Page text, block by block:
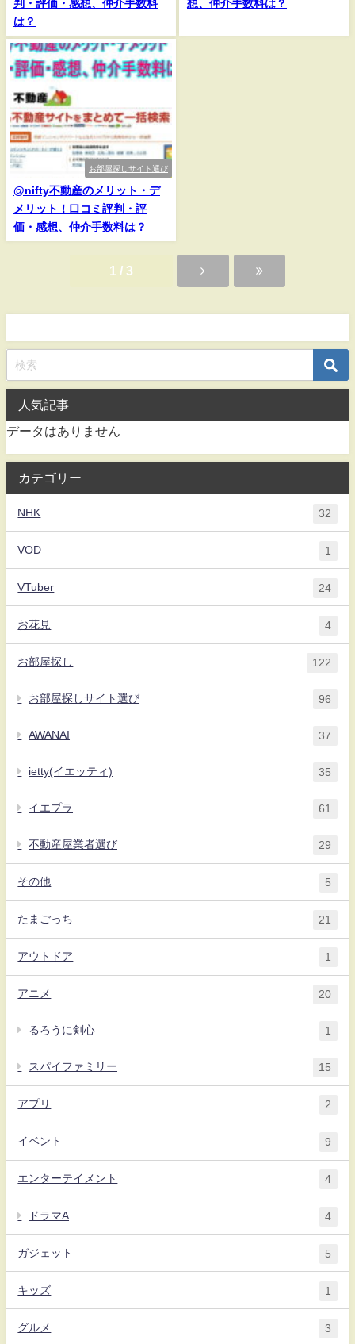
判・評価・感想、仲介手数料
は？
想、仲介手数料は？
お部屋探しサイト選び
@nifty不動産のメリット・デ
メリット！口コミ評判・評
価・感想、仲介手数料は？
1 / 3
人気記事
データはありません
カテゴリー
NHK 32
VOD 1
VTuber 24
お花見 4
お部屋探し 122
お部屋探しサイト選び 96
AWANAI 37
ietty(イエッティ) 35
イエプラ 61
不動産屋業者選び 29
その他 5
たまごっち 21
アウトドア 1
アニメ 20
るろうに剣心 1
スパイファミリー 15
アプリ 2
イベント 9
エンターテイメント 4
ドラマA 4
ガジェット 5
キッズ 1
グルメ 3